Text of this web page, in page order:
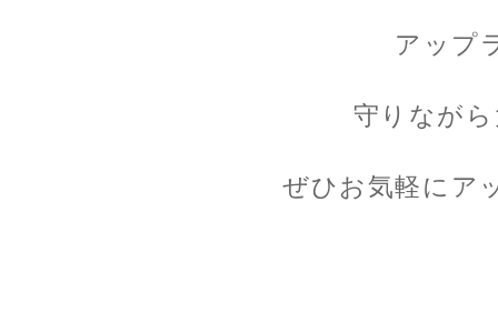
アップ
守りなが
ぜひお気軽にア